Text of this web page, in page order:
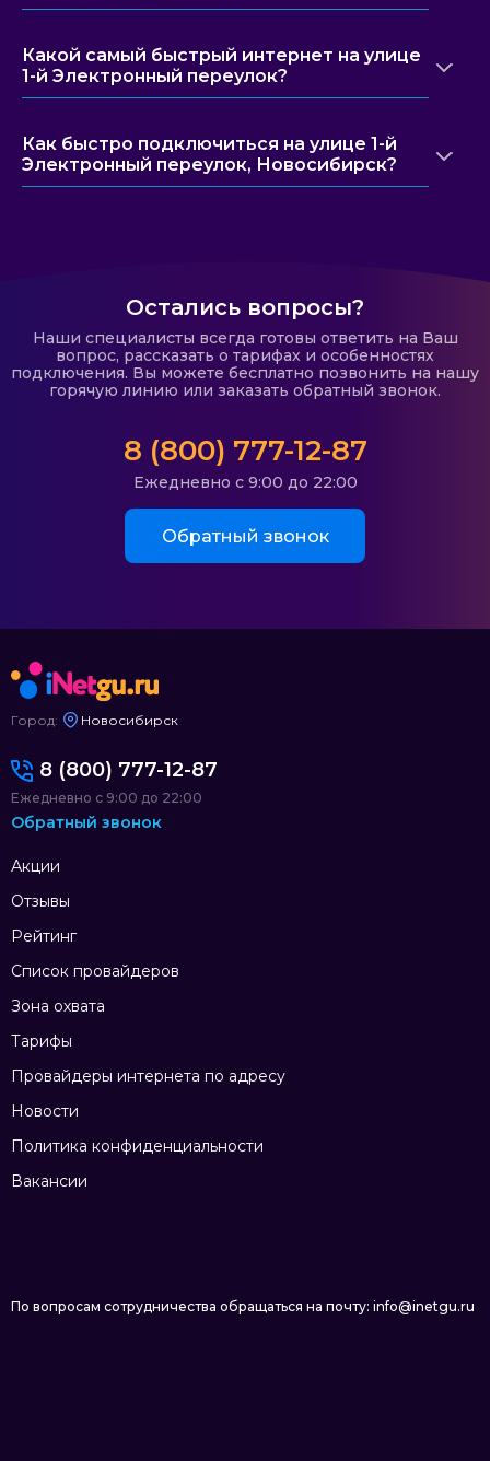
Какой самый быстрый интернет на улице
1-й Электронный переулок?
Как быстро подключиться на улице 1-й
Электронный переулок, Новосибирск?
Остались вопросы?
Наши специалисты всегда готовы ответить на Ваш
вопрос, рассказать о тарифах и особенностях
подключения. Вы можете бесплатно позвонить на нашу
горячую линию или заказать обратный звонок.
8 (800) 777-12-87
Ежедневно с 9:00 до 22:00
Обратный звонок
Город: Новосибирск
Акции
Отзывы
Рейтинг
Список провайдеров
Зона охвата
Тарифы
Провайдеры интернета по адресу
Новости
Политика конфиденциальности
Вакансии
8 (800) 777-12-87
Ежедневно с 9:00 до 22:00
Обратный звонок
По вопросам сотрудничества обращаться на почту: info@inetgu.ru